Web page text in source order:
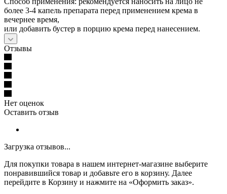
более 3-4 капель препарата перед применением крема в
вечернее время,
или добавить бустер в порцию крема перед нанесением.
Отзывы
Нет оценок
Оставить отзыв
Загрузка отзывов...
Для покупки товара в нашем интернет-магазине выберите
понравившийся товар и добавьте его в корзину. Далее
перейдите в Корзину и нажмите на «Оформить заказ».